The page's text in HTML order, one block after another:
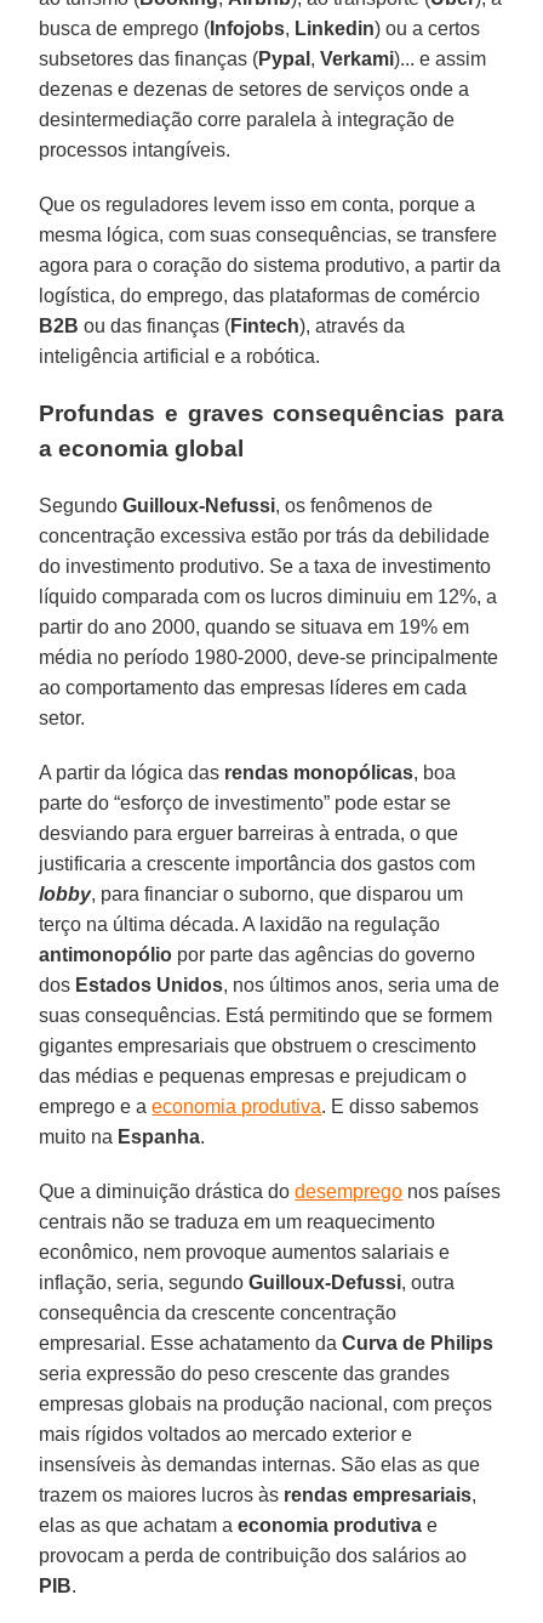
busca de emprego ( Infojobs, Linkedin) ou a certos
subsetores das finanças (Pypal ,Verkami)... e assim
dezenas e dezenas de setores de serviços onde a
desintermediação corre paralela à integração de
processos intangíveis.
Que os reguladores levem isso em conta, porque a
mesma lógica, com suas consequências, se transfere
agora para o coração do sistema produtivo, a partir da
logística, do emprego, das plataformas de comércio
B2B ou das finanças (Fintech), através da
inteligência artificial e a robótica.
Profundas e graves consequências para
a economia global
SegundoGuilloux-Nefussi, os fenômenos de
concentração excessiva estão por trás da debilidade
do investimento produtivo. Se a taxa de investimento
líquido comparada com os lucros diminuiu em 12%, a
partir do ano 2000, quando se situava em 19% em
média no período 1980-2000, deve-se principalmente
ao comportamento das empresas líderes em cada
setor.
A partir da lógica das rendas monopólicas, boa
parte do “esforço de investimento” pode estar se
desviando para erguer barreiras à entrada, o que
justificaria a crescente importância dos gastos com
lobby, para financiar o suborno, que disparou um
terço na última década. A laxidão na regulação
antimonopólio por parte das agências do governo
dos Estados Unidos, nos últimos anos, seria uma de
suas consequências. Está permitindo que se formem
gigantes empresariais que obstruem o crescimento
das médias e pequenas empresas e prejudicam o
emprego e aeconomia produtiva. E disso sabemos
muito na Espanha.
Que a diminuição drástica dodesemprego nos países
centrais não se traduza em um reaquecimento
econômico, nem provoque aumentos salariais e
inflação, seria, segundoGuilloux-Defussi, outra
consequência da crescente concentração
empresarial. Esse achatamento daCurva de Philips
seria expressão do peso crescente das grandes
empresas globais na produção nacional, com preços
mais rígidos voltados ao mercado exterior e
insensíveis às demandas internas. São elas as que
trazem os maiores lucros às rendas empresariais,
elas as que achatam aeconomia produtiva e
provocam a perda de contribuição dos salários ao
PIB.